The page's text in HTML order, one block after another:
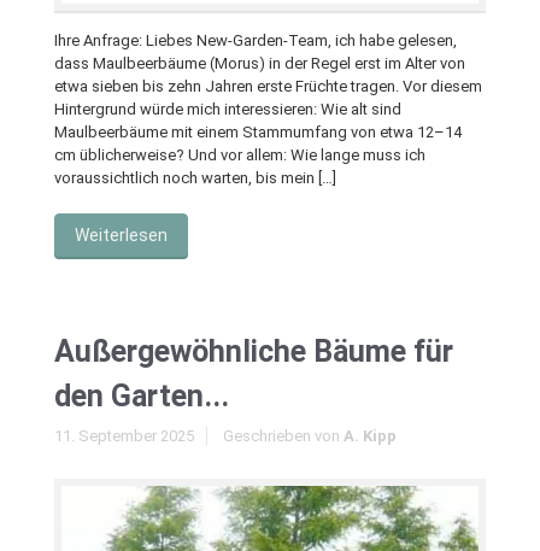
Ihre Anfrage: Liebes New-Garden-Team, ich habe gelesen,
dass Maulbeerbäume (Morus) in der Regel erst im Alter von
etwa sieben bis zehn Jahren erste Früchte tragen. Vor diesem
Hintergrund würde mich interessieren: Wie alt sind
Maulbeerbäume mit einem Stammumfang von etwa 12–14
cm üblicherweise? Und vor allem: Wie lange muss ich
voraussichtlich noch warten, bis mein […]
Weiterlesen
Außergewöhnliche Bäume für
den Garten...
11. September 2025 Geschrieben von A. Kipp